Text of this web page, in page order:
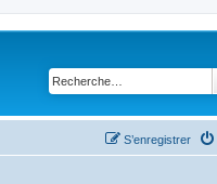
S’enregistrer